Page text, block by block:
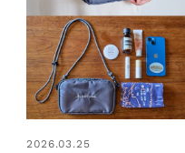
2026.03.25